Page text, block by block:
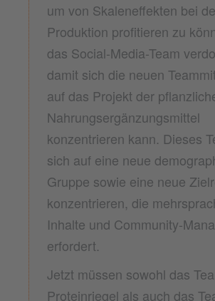
um von Skaleneffekten bei
Produktion profitieren zu
das Social-Media-Team
damit sich die neuen
auf das Projekt der
Nahrungsergänzungsmittel
konzentrieren kann. Dieses
sich auf eine neue
Gruppe sowie eine neue
konzentrieren, die
Inhalte und Community-
erfordert.
Jetzt müssen sowohl das
Proteinriegel als auch das